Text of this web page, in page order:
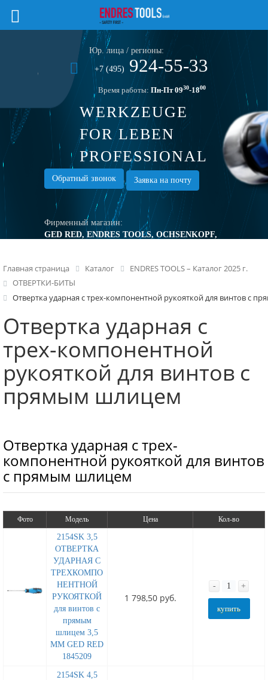
Юр. лица / регионы:
+7 (495) 924-55-33
Время работы: Пн-Пт 0930-1800
WERKZEUGE
FOR LEBEN
PROFESSIONAL
TOOLS
Обратный звонок Заявка на почту
Фирменный магазин:
GED RED, ENDRES TOOLS, OCHSENKOPF,
Главная страница Каталог
ENDRES TOOLS – Каталог 2025 г.
ОТВЕРТКИ-БИТЫ
Отвертка ударная с трех-компонентной рукояткой для винтов с
Отвертка ударная с
трех-компонентной
рукояткой для винтов с
прямым шлицем
Отвертка ударная с трех-
компонентной рукояткой для винтов
с прямым шлицем
Фото Модель Цена Кол-во
2154SK 3,5
ОТВЕРТКА
УДАРНАЯ С
ТРЕХКОМПО
НЕНТНОЙ
РУКОЯТКОЙ
для винтов с
прямым
шлицем 3,5
MM GED RED
1845209
1 798,50 руб.
- +
купить
2154SK 4,5